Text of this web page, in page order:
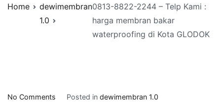
Home
dewimembran
1.0
0813-8822-2244 – Telp Kami :
harga membran bakar
waterproofing di Kota GLODOK
No Comments Posted in dewimembran 1.0